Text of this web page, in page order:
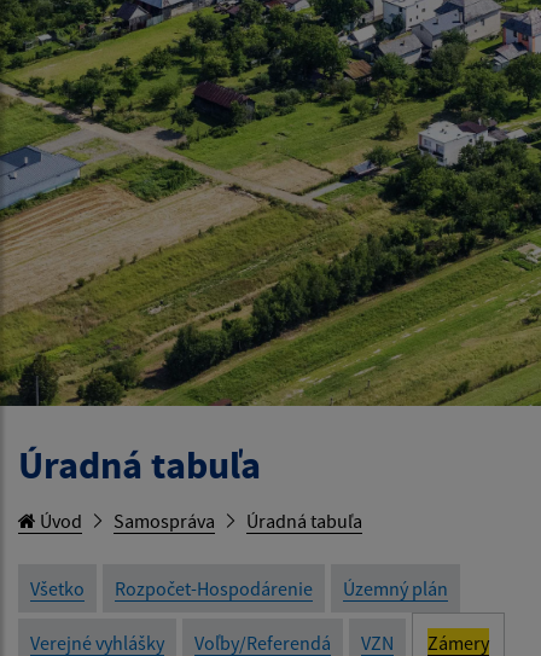
Úradná tabuľa
Úvod Samospráva Úradná tabuľa
Všetko Rozpočet-Hospodárenie Územný plán
Verejné vyhlášky Voľby/Referendá VZN Zámery